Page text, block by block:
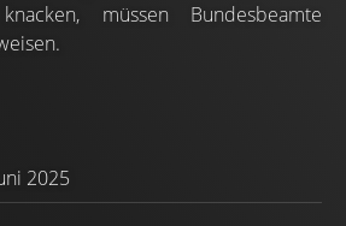
müssen Bundesbeamte
2025